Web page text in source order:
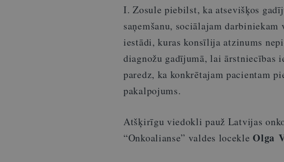
I. Zosule piebilst, ka atsevišķos
saņemšanu, sociālajam
iestādi, kuras konsīlija atzinums
diagnožu gadījumā, lai ārstniecības
paredz, ka konkrētajam pacientam
pakalpojums.
Atšķirīgu viedokli pauž Latvijas
“Onkoalianse” valdes locekleOlga